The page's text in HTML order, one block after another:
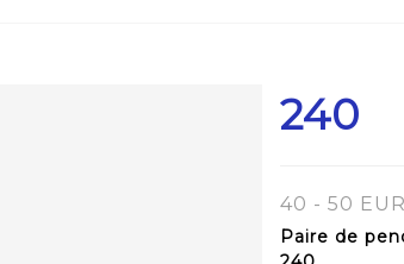
240
40 - 50 EUR
Paire de